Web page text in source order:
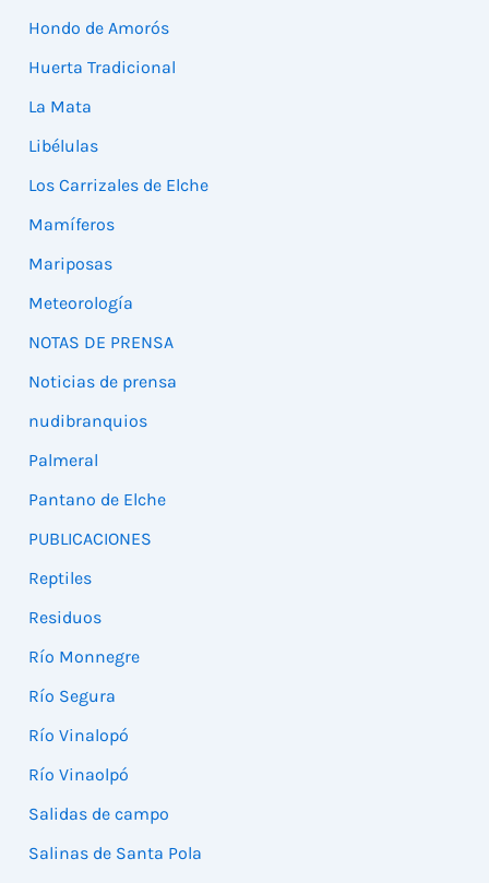
Hondo de Amorós
Huerta Tradicional
La Mata
Libélulas
Los Carrizales de Elche
Mamíferos
Mariposas
Meteorología
NOTAS DE PRENSA
Noticias de prensa
nudibranquios
Palmeral
Pantano de Elche
PUBLICACIONES
Reptiles
Residuos
Río Monnegre
Río Segura
Río Vinalopó
Río Vinaolpó
Salidas de campo
Salinas de Santa Pola